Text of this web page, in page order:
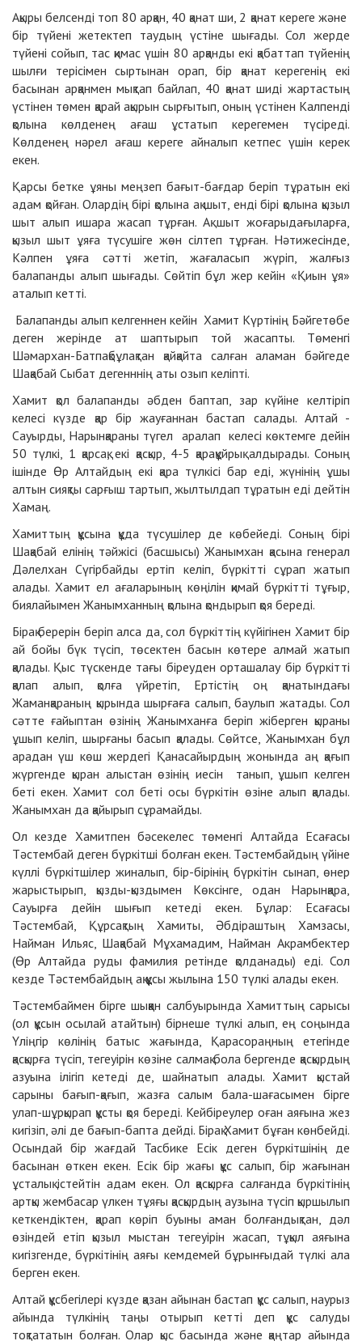
Ақыры белсенді топ 80 арқан, 40 қанат ши, 2 қанат кереге және
бір түйені жетектеп таудың үстіне шығады. Сол жерде
түйені сойып, тас қимас үшін 80 арқанды екі қабаттап түйенің
шылғи терісімен сыртынан орап, бір қанат керегенің екі
басынан арқанмен мықтап байлап, 40 қанат шиді жартастың
үстінен төмен қарай ақырын сырғытып, оның үстінен Калпенді
қолына көлденең ағаш ұстатып керегемен түсіреді.
Көлденең нәрел ағаш кереге айналып кетпес үшін керек
екен.
Қарсы бетке ұяны меңзеп бағыт-бағдар беріп тұратын екі
адам қойған. Олардің бірі қолына ақ шыт, енді бірі қолына қызыл
шыт алып ишара жасап тұрған. Ақ шыт жоғарыдағыларға,
қызыл шыт ұяға түсушіге жөн сілтеп тұрған. Нәтижесінде,
Кәлпен ұяға сәтті жетіп, жағаласып жүріп, жалғыз
балапанды алып шығады. Сөйтіп бұл жер кейін «Қиын ұя»
аталып кетті.
Балапанды алып келгеннен кейін Хамит Күртінің Бәйгетөбе
деген жерінде ат шаптырып той жасапты. Төменгі
Шәмархан-Батпақбұлақтан қайқайта салған аламан бәйгеде
Шақабай Сыбат дегенннің аты озып келіпті.
Хамит қол балапанды әбден баптап, зар күйіне келтіріп
келесі күзде қар бір жауғаннан бастап салады. Алтай -
Сауырды, Нарынқараны түгел аралап келесі көктемге дейін
50 түлкі, 1 қарсақ, екі қасқыр, 4-5 қарақұйрық алдырады. Соның
ішінде Өр Алтайдың екі қара түлкісі бар еді, жүнінің ұшы
алтын сияқты сарғыш тартып, жылтылдап тұратын еді дейтін
Хамаң.
Хамиттың құсына құда түсушілер де көбейеді. Соның бірі
Шақабай елінің тәйжісі (басшысы) Жанымхан қасына генерал
Дәлелхан Сүгірбайды ертіп келіп, бүркітті сұрап жатып
алады. Хамит ел ағаларының көңілін қимай бүркітті тұғыр,
биялайымен Жанымханның қолына қондырып қоя береді.
Бірақ берерін беріп алса да, сол бүркіттің күйігінен Хамит бір
ай бойы бүк түсіп, төсектен басын көтере алмай жатып
қалады. Қыс түскенде тағы біреуден орташалау бір бүркітті
қалап алып, қолға үйретіп, Ертістің оң қанатындағы
Жаманқараның қырында шырғаға салып, баулып жатады. Сол
сәтте ғайыптан өзінің Жанымханға беріп жіберген қыраны
ұшып келіп, шырғаны басып қалады. Сөйтсе, Жанымхан бұл
арадан үш көш жердегі Қанасайырдың жонында аң қағып
жүргенде қыран алыстан өзінің иесін танып, ұшып келген
беті екен. Хамит сол беті осы бүркітін өзіне алып қалады.
Жанымхан да қайырып сұрамайды.
Ол кезде Хамитпен бәсекелес төменгі Алтайда Есағасы
Тәстембай деген бүркітші болған екен. Тәстембайдың үйіне
күллі бүркітшілер жиналып, бір-бірінің бүркітін сынап, өнер
жарыстырып, қызды-қыздымен Көксінге, одан Нарынқара,
Сауырға дейін шығып кетеді екен. Бұлар: Есағасы
Тәстембай, Құрсақтың Хамиты, Әбдіраштың Хамзасы,
Найман Ильяс, Шақабай Мұхамадим, Найман Акрамбектер
(Өр Алтайда руды фамилия ретінде қолданады) еді. Сол
кезде Тәстембайдың ақ құсы жылына 150 түлкі алады екен.
Тәстембаймен бірге шыққан салбуырында Хамиттың сарысы
(ол құсын осылай атайтын) бірнеше түлкі алып, ең соңында
Үліңгір көлінің батыс жағында, Қарасораңның етегінде
қасқырға түсіп, тегеуірін көзіне салмақ бола бергенде қасқырдың
азуына ілігіп кетеді де, шайнатып алады. Хамит қыстай
сарыны бағып-қағып, жазға салым бала-шағасымен бірге
улап-шұрқырап құсты қоя береді. Кейбіреулер оған аяғына жез
кигізіп, әлі де бағып-бапта дейді. Бірақ Хамит бұған көнбейді.
Осындай бір жағдай Тасбике Есік деген бүркітшінің де
басынан өткен екен. Есік бір жағы құс салып, бір жағынан
ұсталық істейтін адам екен. Ол қасқырға салғанда бүркітінің
артқы жембасар үлкен тұяғы қасқырдың аузына түсіп қыршылып
кеткендіктен, қарап көріп буыны аман болғандықтан, дәл
өзіндей етіп қызыл мыстан тегеуірін жасап, тұқыл аяғына
кигізгенде, бүркітінің аяғы кемдемей бұрынғыдай түлкі ала
берген екен.
Алтай құсбегілері күзде қазан айынан бастап құс салып, наурыз
айында түлкінің таңы отырып кетті деп құс салуды
тоқтататын болған. Олар қыс басында және қаңтар айында